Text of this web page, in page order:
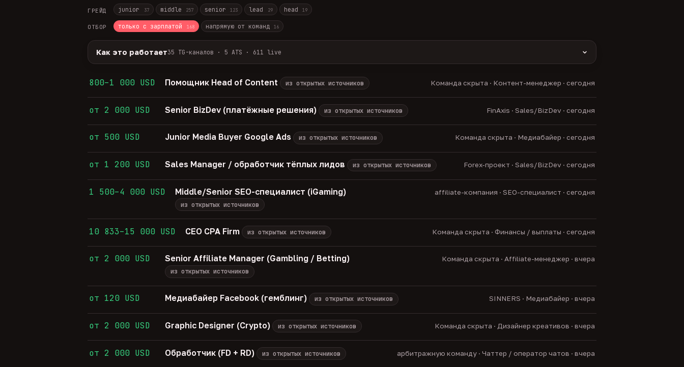
ГРЕЙД junior 37 middle 257 senior 123 lead 29 head 19
ОТБОР только с зарплатой 168 напрямую от команд 16
Как это работает35 TG-каналов · 5 ATS · 611 live
Разбор:
нейронка разбирает сырец каждые 30 минут — роль, вертикаль, формат, вилка, грейд.
без предоплат и взносов, без обещаний гарантированного дохода, без увода в сторонние боты.
протухшее удаляется автоматически через 30 дней.
вакансий live — методология
800–1 000 USD Помощник Head of Content из открытых источников Команда скрыта · Контент-менеджер · сегодня
от 2 000 USD Senior BizDev (платёжные решения) из открытых источников FinAxis · Sales/BizDev · сегодня
от 500 USD Junior Media Buyer Google Ads из открытых источников Команда скрыта · Медиабайер · сегодня
от 1 200 USD Sales Manager / обработчик тёплых лидов из открытых источников Forex-проект · Sales/BizDev · сегодня
1 500–4 000 USD Middle/Senior SEO-специалист (iGaming)
из открытых источников
affiliate-компания · SEO-специалист · сегодня
10 833–15 000 USD CEO CPA Firm из открытых источников Команда скрыта · Финансы / выплаты · сегодня
от 2 000 USD Senior Affiliate Manager (Gambling / Betting)
из открытых источников
Команда скрыта · Affiliate-менеджер · вчера
от 120 USD Медиабайер Facebook (гемблинг) из открытых источников SINNERS · Медиабайер · вчера
от 2 000 USD Graphic Designer (Crypto) из открытых источников Команда скрыта · Дизайнер креативов · вчера
от 2 000 USD Обработчик (FD + RD) из открытых источников арбитражную команду · Чаттер / оператор чатов · вчера